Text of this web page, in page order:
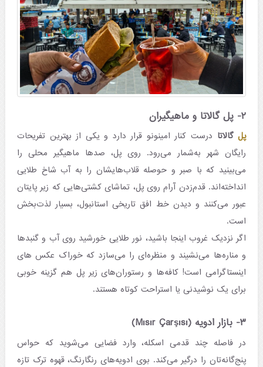
۲- پل گالاتا و ماهیگیران
پلگالاتا درست کنار امینونو قرار دارد و یکی از بهترین تفریحات
رایگان شهر به‌شمار می‌رود. روی پل، صدها ماهیگیر محلی را
می‌بینید که با صبر و حوصله قلاب‌هایشان را به آب شاخ طلایی
انداخته‌اند. قدم‌زدن آرام روی پل، تماشای کشتی‌هایی که زیر پایتان
عبور می‌کنند و دیدن خط افق تاریخی استانبول، بسیار لذت‌بخش
است.
اگر نزدیک غروب اینجا باشید، نور طلایی خورشید روی آب و گنبدها
و مناره‌ها می‌نشیند و منظره‌ای را می‌سازد که خوراک عکس های
اینستاگرامی است! کافه‌ها و رستوران‌های زیر پل هم گزینه خوبی
برای یک نوشیدنی یا استراحت کوتاه هستند.
۳- بازار ادویه (Mısır Çarşısı)
در فاصله چند قدمی اسکله، وارد فضایی می‌شوید که حواس
پنج‌گانه‌تان را درگیر می‌کند. بوی ادویه‌های رنگارنگ، قهوه ترک تازه‌